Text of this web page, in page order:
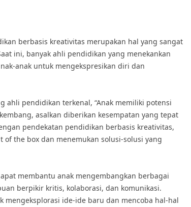
berbasis kreativitas merupakan hal yang sangat
ini, banyak ahli pendidikan yang menekankan
anak untuk mengekspresikan diri dan
ahli pendidikan terkenal, “Anak memiliki potensi
asalkan diberikan kesempatan yang tepat
pendekatan pendidikan berbasis kreativitas,
the box dan menemukan solusi-solusi yang
membantu anak mengembangkan berbagai
berpikir kritis, kolaborasi, dan komunikasi.
mengeksplorasi ide-ide baru dan mencoba hal-hal